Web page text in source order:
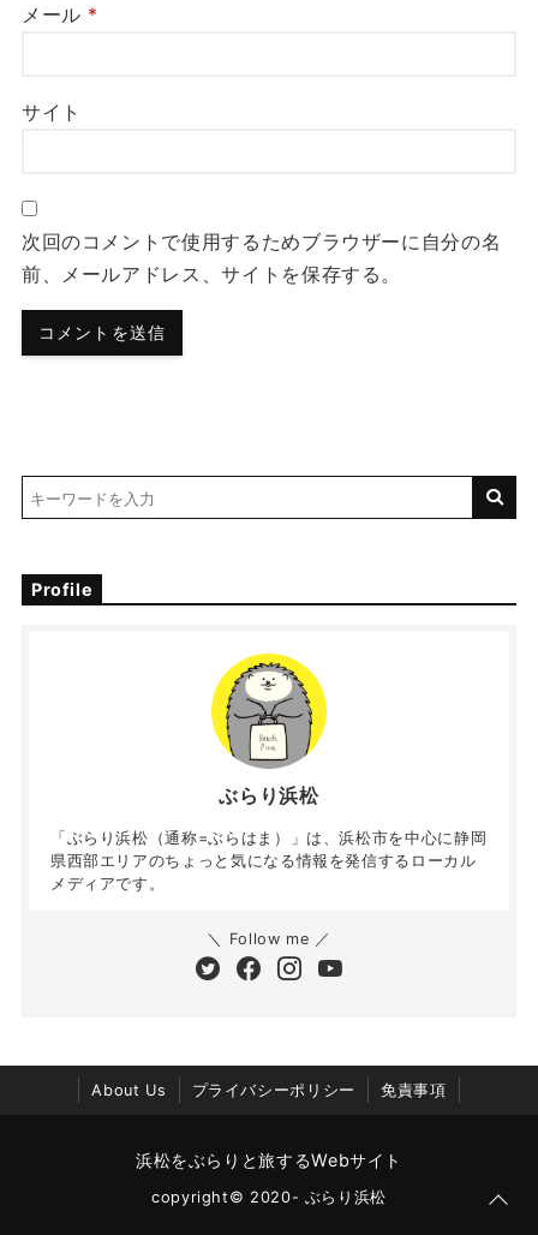
メール *
サイト
次回のコメントで使用するためブラウザーに自分の名
前、メールアドレス、サイトを保存する。
Profile
ぶらり浜松
「ぶらり浜松（通称=ぶらはま）」は、浜松市を中心に静岡
県西部エリアのちょっと気になる情報を発信するローカル
メディアです。
＼ Follow me ／
About Us プライバシーポリシー 免責事項
浜松をぶらりと旅するWebサイト
copyright© 2020- ぶらり浜松